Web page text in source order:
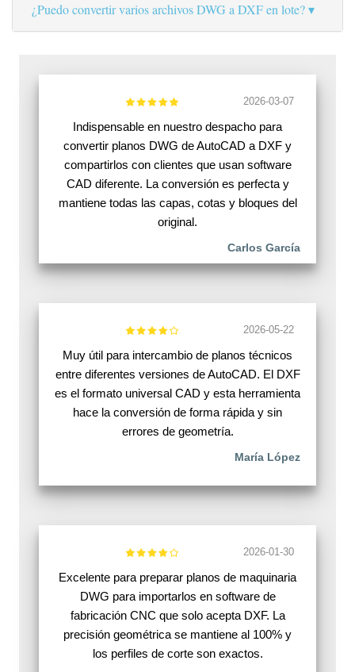
¿Puedo convertir varios archivos DWG a DXF en lote?
2026-03-07
Indispensable en nuestro despacho para
convertir planos DWG de AutoCAD a DXF y
compartirlos con clientes que usan software
CAD diferente. La conversión es perfecta y
mantiene todas las capas, cotas y bloques del
original.
Carlos García
2026-05-22
Muy útil para intercambio de planos técnicos
entre diferentes versiones de AutoCAD. El DXF
es el formato universal CAD y esta herramienta
hace la conversión de forma rápida y sin
errores de geometría.
María López
2026-01-30
Excelente para preparar planos de maquinaria
DWG para importarlos en software de
fabricación CNC que solo acepta DXF. La
precisión geométrica se mantiene al 100% y
los perfiles de corte son exactos.